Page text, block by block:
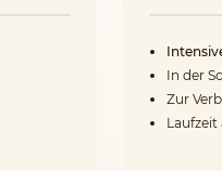
In der
Zur
Laufzeit